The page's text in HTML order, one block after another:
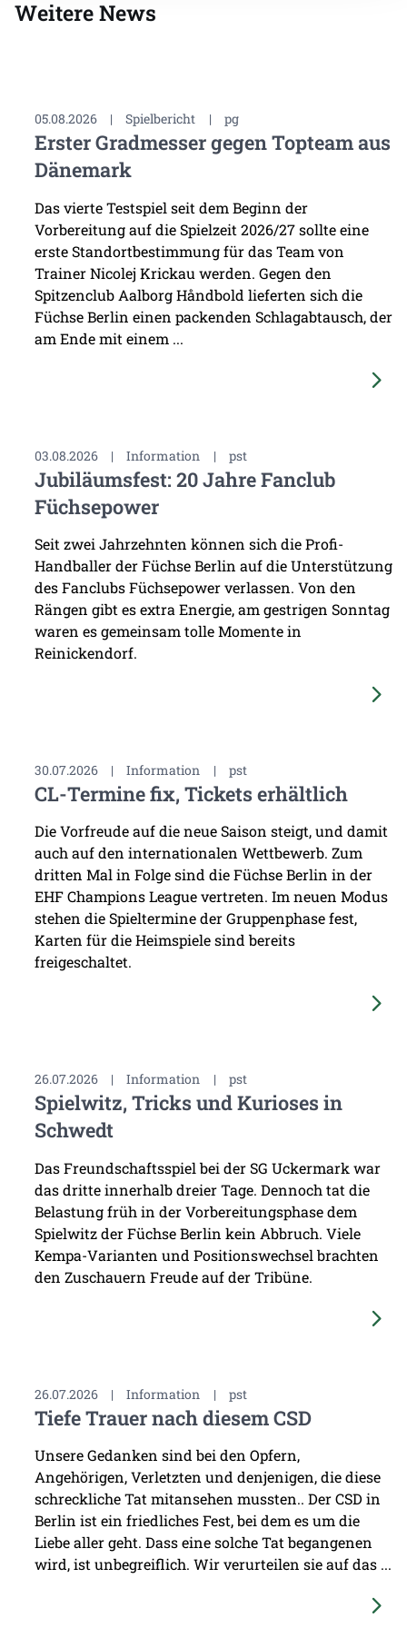
Weitere News
05.08.2026 | Spielbericht | pg
Erster Gradmesser gegen Topteam aus
Dänemark
Das vierte Testspiel seit dem Beginn der
Vorbereitung auf die Spielzeit 2026/27 sollte eine
erste Standortbestimmung für das Team von
Trainer Nicolej Krickau werden. Gegen den
Spitzenclub Aalborg Håndbold lieferten sich die
Füchse Berlin einen packenden Schlagabtausch, der
am Ende mit einem ...
03.08.2026 | Information | pst
Jubiläumsfest: 20 Jahre Fanclub
Füchsepower
Seit zwei Jahrzehnten können sich die Profi-
Handballer der Füchse Berlin auf die Unterstützung
des Fanclubs Füchsepower verlassen. Von den
Rängen gibt es extra Energie, am gestrigen Sonntag
waren es gemeinsam tolle Momente in
Reinickendorf.
30.07.2026 | Information | pst
CL-Termine fix, Tickets erhältlich
Die Vorfreude auf die neue Saison steigt, und damit
auch auf den internationalen Wettbewerb. Zum
dritten Mal in Folge sind die Füchse Berlin in der
EHF Champions League vertreten. Im neuen Modus
stehen die Spieltermine der Gruppenphase fest,
Karten für die Heimspiele sind bereits
freigeschaltet.
26.07.2026 | Information | pst
Spielwitz, Tricks und Kurioses in
Schwedt
Das Freundschaftsspiel bei der SG Uckermark war
das dritte innerhalb dreier Tage. Dennoch tat die
Belastung früh in der Vorbereitungsphase dem
Spielwitz der Füchse Berlin kein Abbruch. Viele
Kempa-Varianten und Positionswechsel brachten
den Zuschauern Freude auf der Tribüne.
26.07.2026 | Information | pst
Tiefe Trauer nach diesem CSD
Unsere Gedanken sind bei den Opfern,
Angehörigen, Verletzten und denjenigen, die diese
schreckliche Tat mitansehen mussten.. Der CSD in
Berlin ist ein friedliches Fest, bei dem es um die
Liebe aller geht. Dass eine solche Tat begangenen
wird, ist unbegreiflich. Wir verurteilen sie auf das ...